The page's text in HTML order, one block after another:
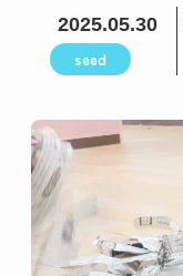
2025.05.30
seed